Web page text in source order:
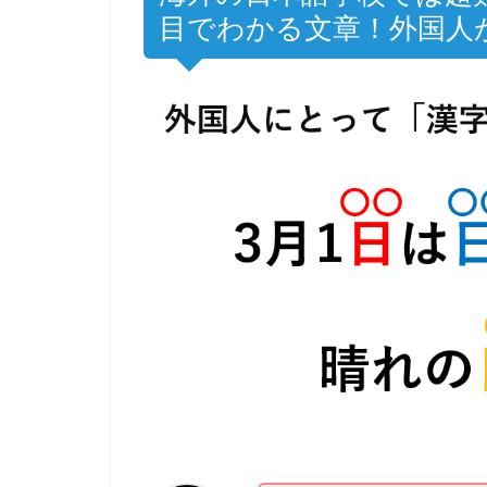
目でわかる文章！外国人